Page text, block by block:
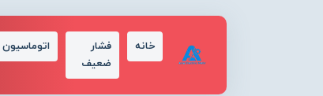
خانه
فشار
ضعیف
اتوماسیون